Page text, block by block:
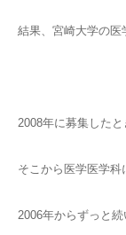
結果、宮崎大学の医
2008年に募集したと
そこから医学医学科
2006年からずっと続